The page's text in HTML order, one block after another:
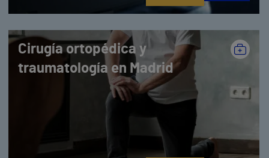
Cirugía ortopédica y
traumatología en Madrid